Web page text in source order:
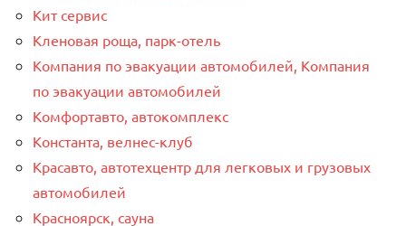
Кит сервис
Кленовая роща, парк-отель
Компания по эвакуации автомобилей, Компания
по эвакуации автомобилей
Комфортавто, автокомплекс
Константа, велнес-клуб
Красавто, автотехцентр для легковых и грузовых
автомобилей
Красноярск, сауна